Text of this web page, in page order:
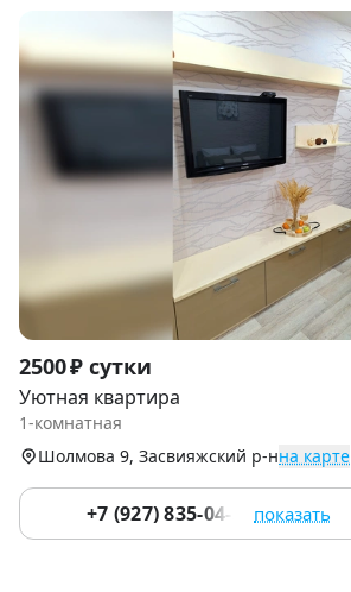
Item
1
of
2500 ₽ сутки
Уютная квартира
1-комнатная
Шолмова 9, Засвияжский р-нна карте
+7 (927) 835-04-56 показать